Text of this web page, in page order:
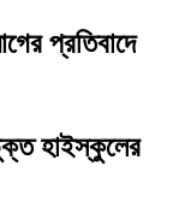
প্রতিবাদে
হাইস্কুলের